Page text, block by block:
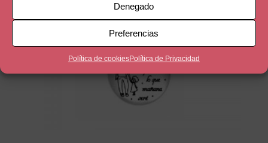
Denegado
Preferencias
Política de cookiesPolítica de Privacidad